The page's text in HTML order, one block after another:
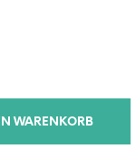
€.
WARENKORB